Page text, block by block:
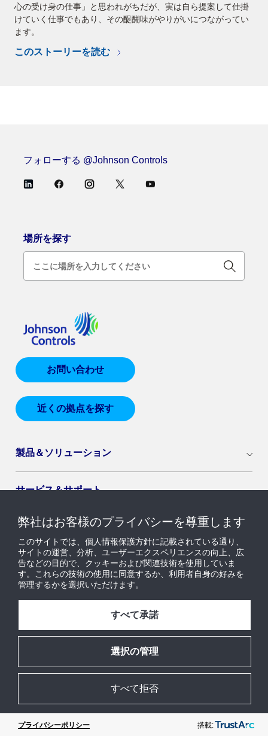
心の受け身の仕事」と思われがちだが、実は自ら提案して仕掛
けていく仕事でもあり、その醍醐味がやりがいにつながってい
ます。
このストーリーを読む
フォローする @Johnson Controls
場所を探す
お問い合わせ
近くの拠点を探す
製品＆ソリューション
サービス＆サポート
導入セグメント
ニュース & インサイト
採用情報
当社について
© 2026 Johnson Controls. All Rights Reserved.
規約
プライバシーセンター
弊社はお客様のプライバシーを尊重します
このサイトでは、個人情報保護方針に記載されている通り、
サイトの運営、分析、ユーザーエクスペリエンスの向上、広
告などの目的で、クッキーおよび関連技術を使用していま
す。これらの技術の使用に同意するか、利用者自身の好みを
管理するかを選択いただけます。
選択の管理
すべて承諾
すべて拒否
プライバシーポリシー 搭載: